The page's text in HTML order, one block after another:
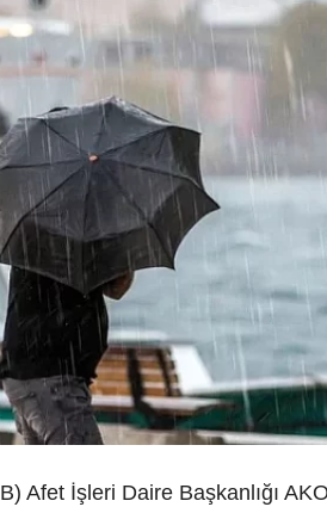
Afet İşleri Daire Başkanlığı